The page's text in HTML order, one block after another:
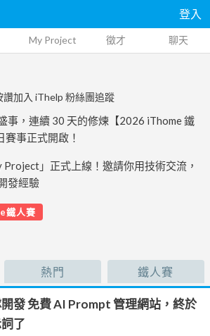
登入
My Project 徵才 聊天
讚加入 iThelp 粉絲團追蹤
事，連續 30 天的修煉【2026 iThome 鐵
賽事正式開啟！
」正式上線！邀請你用技術交流，
發經驗
鐵人賽
熱門 鐵人賽
開發 免費 AI Prompt 管理網站，終於
了